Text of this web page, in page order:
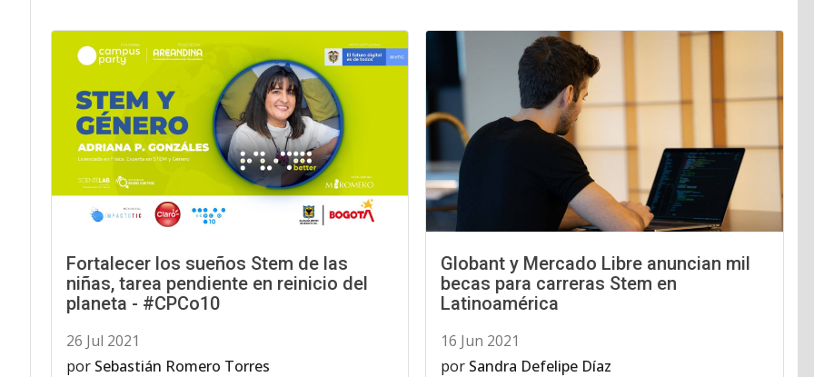
Fortalecer los sueños Stem de las
niñas, tarea pendiente en reinicio del
planeta - #CPCo10
26 Jul 2021
por Sebastián Romero Torres
Globant y Mercado Libre anuncian mil
becas para carreras Stem en
Latinoamérica
16 Jun 2021
por Sandra Defelipe Díaz